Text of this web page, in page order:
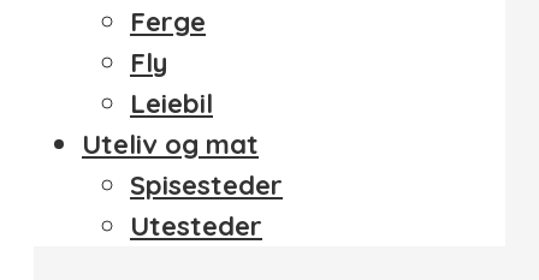
Ferge
Fly
Leiebil
Uteliv og mat
Spisesteder
Utesteder